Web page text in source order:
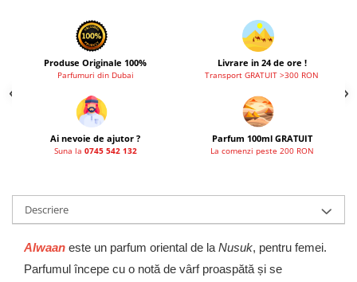
Produse Originale 100%
Parfumuri din Dubai
Livrare in 24 de ore !
Transport GRATUIT >300 RON
Ai nevoie de ajutor ?
Suna la 0745 542 132
Parfum 100ml GRATUIT
La comenzi peste 200 RON
Descriere
Alwaan este un parfum oriental de la Nusuk, pentru femei.
Parfumul începe cu o notă de vârf proaspătă și se